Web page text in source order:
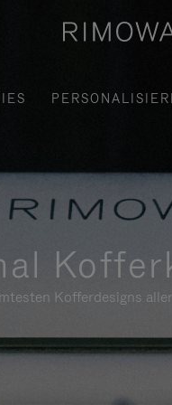
Kofferdesigns